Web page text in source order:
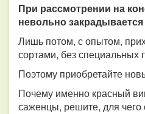
При рассмотрении на
невольно
Лишь потом, с опытом,
сортами, без специальных
Поэтому приобретайте
Почему именно красный
саженцы, решите, для чего